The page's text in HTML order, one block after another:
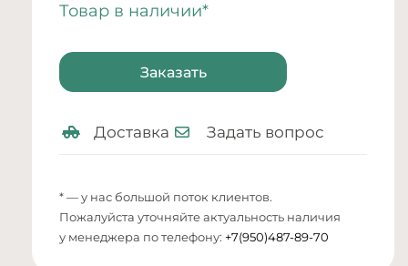
Товар в наличии*
Заказать
Доставка Задать вопрос
* — у нас большой поток клиентов.
Пожалуйста уточняйте актуальность наличия
у менеджера по телефону: +7(950)487-89-70